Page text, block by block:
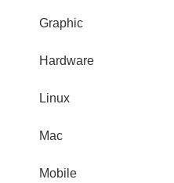
Graphic
Hardware
Linux
Mac
Mobile